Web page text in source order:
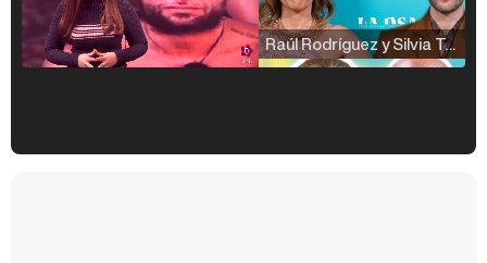
Raúl Rodríguez y Silvia Taulés nos cuentan su papel en 'La familia de la tele'